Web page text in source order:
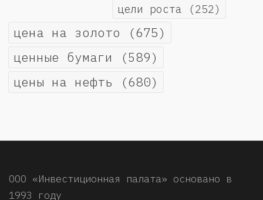
цели роста (252)
цена на золото (675)
ценные бумаги (589)
цены на нефть (680)
ООО «Инвестиционная палата» основано в
1993 году